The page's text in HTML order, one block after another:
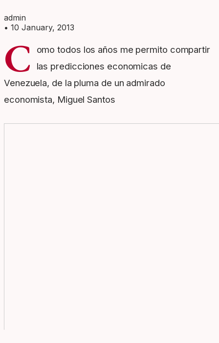
admin
• 10 January, 2013
C
omo todos los años me permito compartir
las predicciones economicas de
Venezuela, de la pluma de un admirado
economista, Miguel Santos